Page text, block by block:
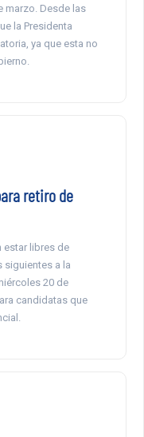
marzo. Desde las
la Presidenta
ya que esta no
retiro de
estar libres de
siguientes a la
20 de
candidatas que